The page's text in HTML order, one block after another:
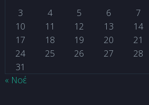
3
4 5 6 7
10
11 12 13 14
17
18 19 20 21
24
25 26 27 28
31
« Νοέ